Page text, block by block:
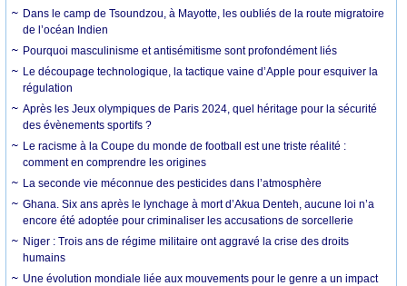
Dans le camp de Tsoundzou, à Mayotte, les oubliés de la route migratoire
de l’océan Indien
Pourquoi masculinisme et antisémitisme sont profondément liés
Le découpage technologique, la tactique vaine d’Apple pour esquiver la
régulation
Après les Jeux olympiques de Paris 2024, quel héritage pour la sécurité
des évènements sportifs ?
Le racisme à la Coupe du monde de football est une triste réalité :
comment en comprendre les origines
La seconde vie méconnue des pesticides dans l’atmosphère
Ghana. Six ans après le lynchage à mort d’Akua Denteh, aucune loi n’a
encore été adoptée pour criminaliser les accusations de sorcellerie
Niger : Trois ans de régime militaire ont aggravé la crise des droits
humains
Une évolution mondiale liée aux mouvements pour le genre a un impact